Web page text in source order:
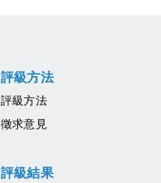
評級方法
評級方法
徵求意見
評級結果